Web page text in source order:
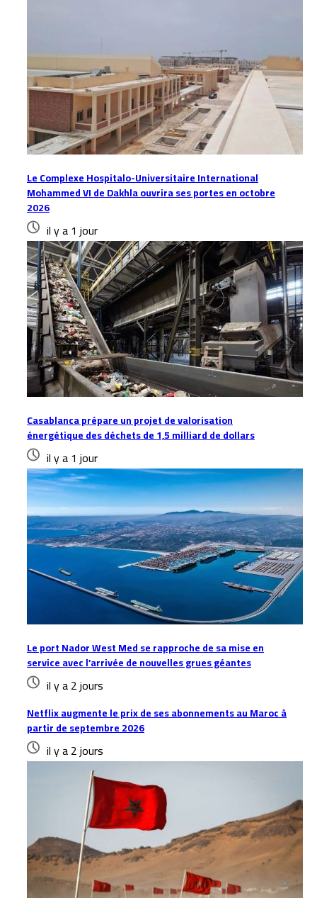
Le Complexe Hospitalo-Universitaire International
Mohammed VI de Dakhla ouvrira ses portes en octobre
2026
il y a 1 jour
Casablanca prépare un projet de valorisation
énergétique des déchets de 1,5 milliard de dollars
il y a 1 jour
Le port Nador West Med se rapproche de sa mise en
service avec l’arrivée de nouvelles grues géantes
il y a 2 jours
Netflix augmente le prix de ses abonnements au Maroc à
partir de septembre 2026
il y a 2 jours